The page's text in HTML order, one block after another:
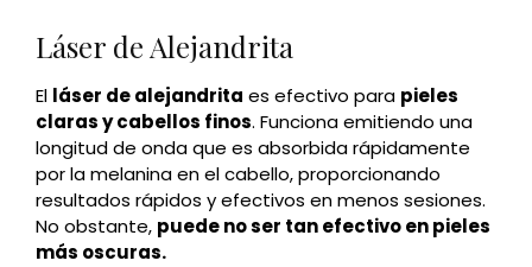
Láser de Alejandrita
El láser de alejandrita es efectivo para pieles
claras y cabellos finos. Funciona emitiendo una
longitud de onda que es absorbida rápidamente
por la melanina en el cabello, proporcionando
resultados rápidos y efectivos en menos sesiones.
No obstante, puede no ser tan efectivo en pieles
más oscuras.